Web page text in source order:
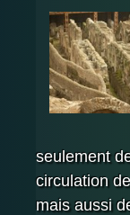
seulement
circulation
mais aussi